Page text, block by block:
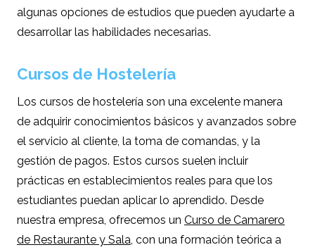
algunas opciones de estudios que pueden ayudarte a
desarrollar las habilidades necesarias.
Cursos de Hostelería
Los cursos de hostelería son una excelente manera
de adquirir conocimientos básicos y avanzados sobre
el servicio al cliente, la toma de comandas, y la
gestión de pagos. Estos cursos suelen incluir
prácticas en establecimientos reales para que los
estudiantes puedan aplicar lo aprendido. Desde
nuestra empresa, ofrecemos un Curso de Camarero
de Restaurante y Sala, con una formación teórica a